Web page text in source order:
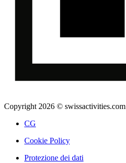
Copyright 2026 © swissactivities.com
CG
Cookie Policy
Protezione dei dati